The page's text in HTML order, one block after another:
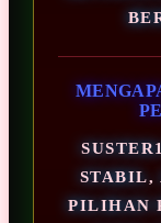
STABIL,
PILIHAN